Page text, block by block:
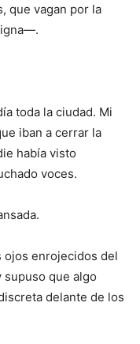
que vagan por la
toda la ciudad. Mi
iban a cerrar la
había visto
voces.
ojos enrojecidos del
que algo
delante de los